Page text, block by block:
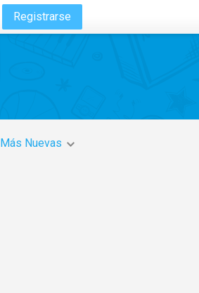
Registrarse
Más Nuevas